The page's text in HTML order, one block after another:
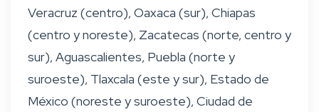
Veracruz (centro), Oaxaca (sur), Chiapas
(centro y noreste), Zacatecas (norte, centro y
sur), Aguascalientes, Puebla (norte y
suroeste), Tlaxcala (este y sur), Estado de
México (noreste y suroeste), Ciudad de